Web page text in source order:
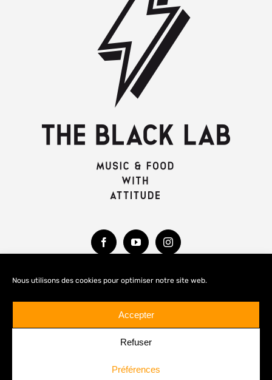
Nous utilisons des cookies pour optimiser notre site web.
Accepter
Refuser
Préférences
MENTIONS LÉGALES